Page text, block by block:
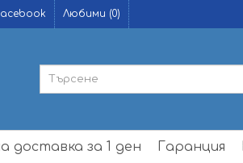
Любими (0)
доставка за 1 ден Гаранция